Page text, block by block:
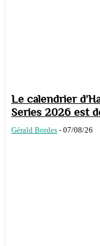
Le calendrier
Series 2026 est
Gérald Bordes - 07/08/26